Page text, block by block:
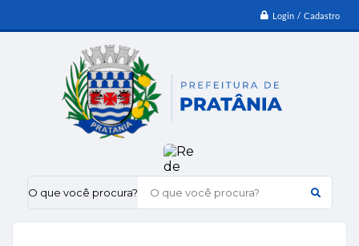
Login / Cadastro
O que você procura?